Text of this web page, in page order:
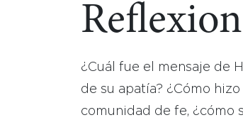
¿Cuál fue el mensaje de
de su apatía? ¿Cómo
comunidad de fe, ¿cómo